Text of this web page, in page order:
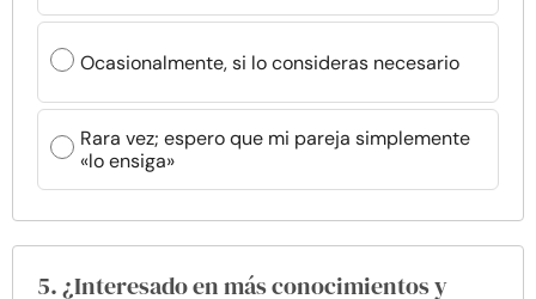
Ocasionalmente, si lo consideras necesario
Rara vez; espero que mi pareja simplemente
«lo ensiga»
5. ¿Interesado en más conocimientos y